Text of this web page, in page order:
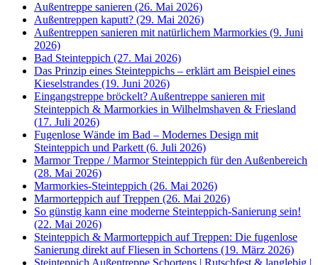
Außentreppe sanieren (26. Mai 2026)
Außentreppen kaputt? (29. Mai 2026)
Außentreppen sanieren mit natürlichem Marmorkies (9. Juni
2026)
Bad Steinteppich (27. Mai 2026)
Das Prinzip eines Steinteppichs – erklärt am Beispiel eines
Kieselstrandes (19. Juni 2026)
Eingangstreppe bröckelt? Außentreppe sanieren mit
Steinteppich & Marmorkies in Wilhelmshaven & Friesland
(17. Juli 2026)
Fugenlose Wände im Bad – Modernes Design mit
Steinteppich und Parkett (6. Juli 2026)
Marmor Treppe / Marmor Steinteppich für den Außenbereich
(28. Mai 2026)
Marmorkies-Steinteppich (26. Mai 2026)
Marmorteppich auf Treppen (26. Mai 2026)
So günstig kann eine moderne Steinteppich-Sanierung sein!
(22. Mai 2026)
Steinteppich & Marmorteppich auf Treppen: Die fugenlose
Sanierung direkt auf Fliesen in Schortens (19. März 2026)